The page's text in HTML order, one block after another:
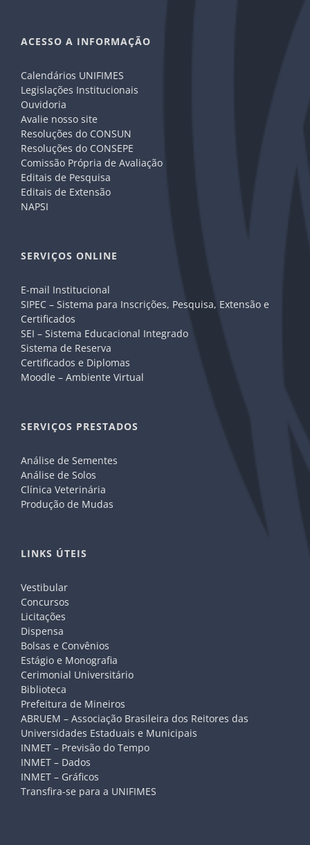
ACESSO A INFORMAÇÃO
Calendários UNIFIMES
Legislações Institucionais
Ouvidoria
Avalie nosso site
Resoluções do CONSUN
Resoluções do CONSEPE
Comissão Própria de Avaliação
Editais de Pesquisa
Editais de Extensão
NAPSI
SERVIÇOS ONLINE
E-mail Institucional
SIPEC – Sistema para Inscrições, Pesquisa, Extensão e
Certificados
SEI – Sistema Educacional Integrado
Sistema de Reserva
Certificados e Diplomas
Moodle – Ambiente Virtual
SERVIÇOS PRESTADOS
Análise de Sementes
Análise de Solos
Clínica Veterinária
Produção de Mudas
LINKS ÚTEIS
Vestibular
Concursos
Licitações
Dispensa
Bolsas e Convênios
Estágio e Monografia
Cerimonial Universitário
Biblioteca
Prefeitura de Mineiros
ABRUEM – Associação Brasileira dos Reitores das
Universidades Estaduais e Municipais
INMET – Previsão do Tempo
INMET – Dados
INMET – Gráficos
Transfira-se para a UNIFIMES